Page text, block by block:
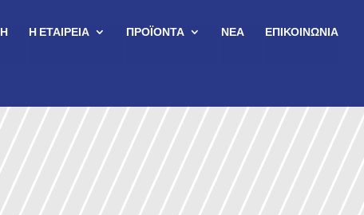
Η ΕΤΑΙΡΕΙΑ ΠΡΟΪΟΝΤΑ ΝΕΑ ΕΠΙΚΟΙΝΩΝΙΑ